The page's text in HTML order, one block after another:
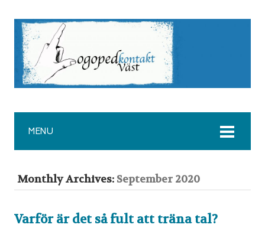
MENU
Monthly Archives: September 2020
Varför är det så fult att träna tal?